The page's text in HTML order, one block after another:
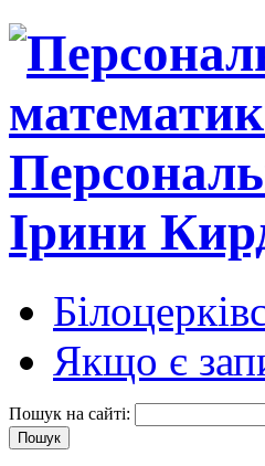
Ірини
Якщо є
Пошук на сайті: